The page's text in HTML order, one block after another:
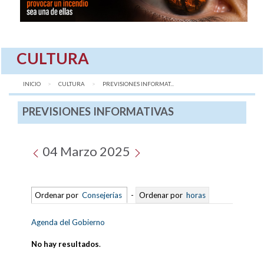
CULTURA
INICIO CULTURA AQUÍ:
PREVISIONES INFORMAT...
PREVISIONES INFORMATIVAS
04 Marzo 2025
Ordenar por Consejerías - Ordenar por horas
Agenda del Gobierno
No hay resultados.